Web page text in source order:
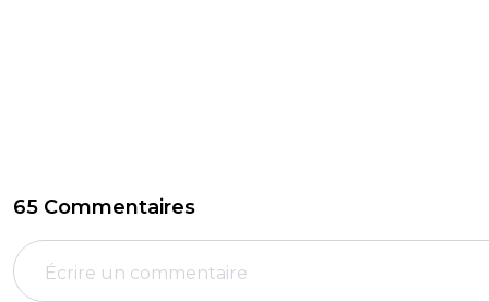
65 Commentaires